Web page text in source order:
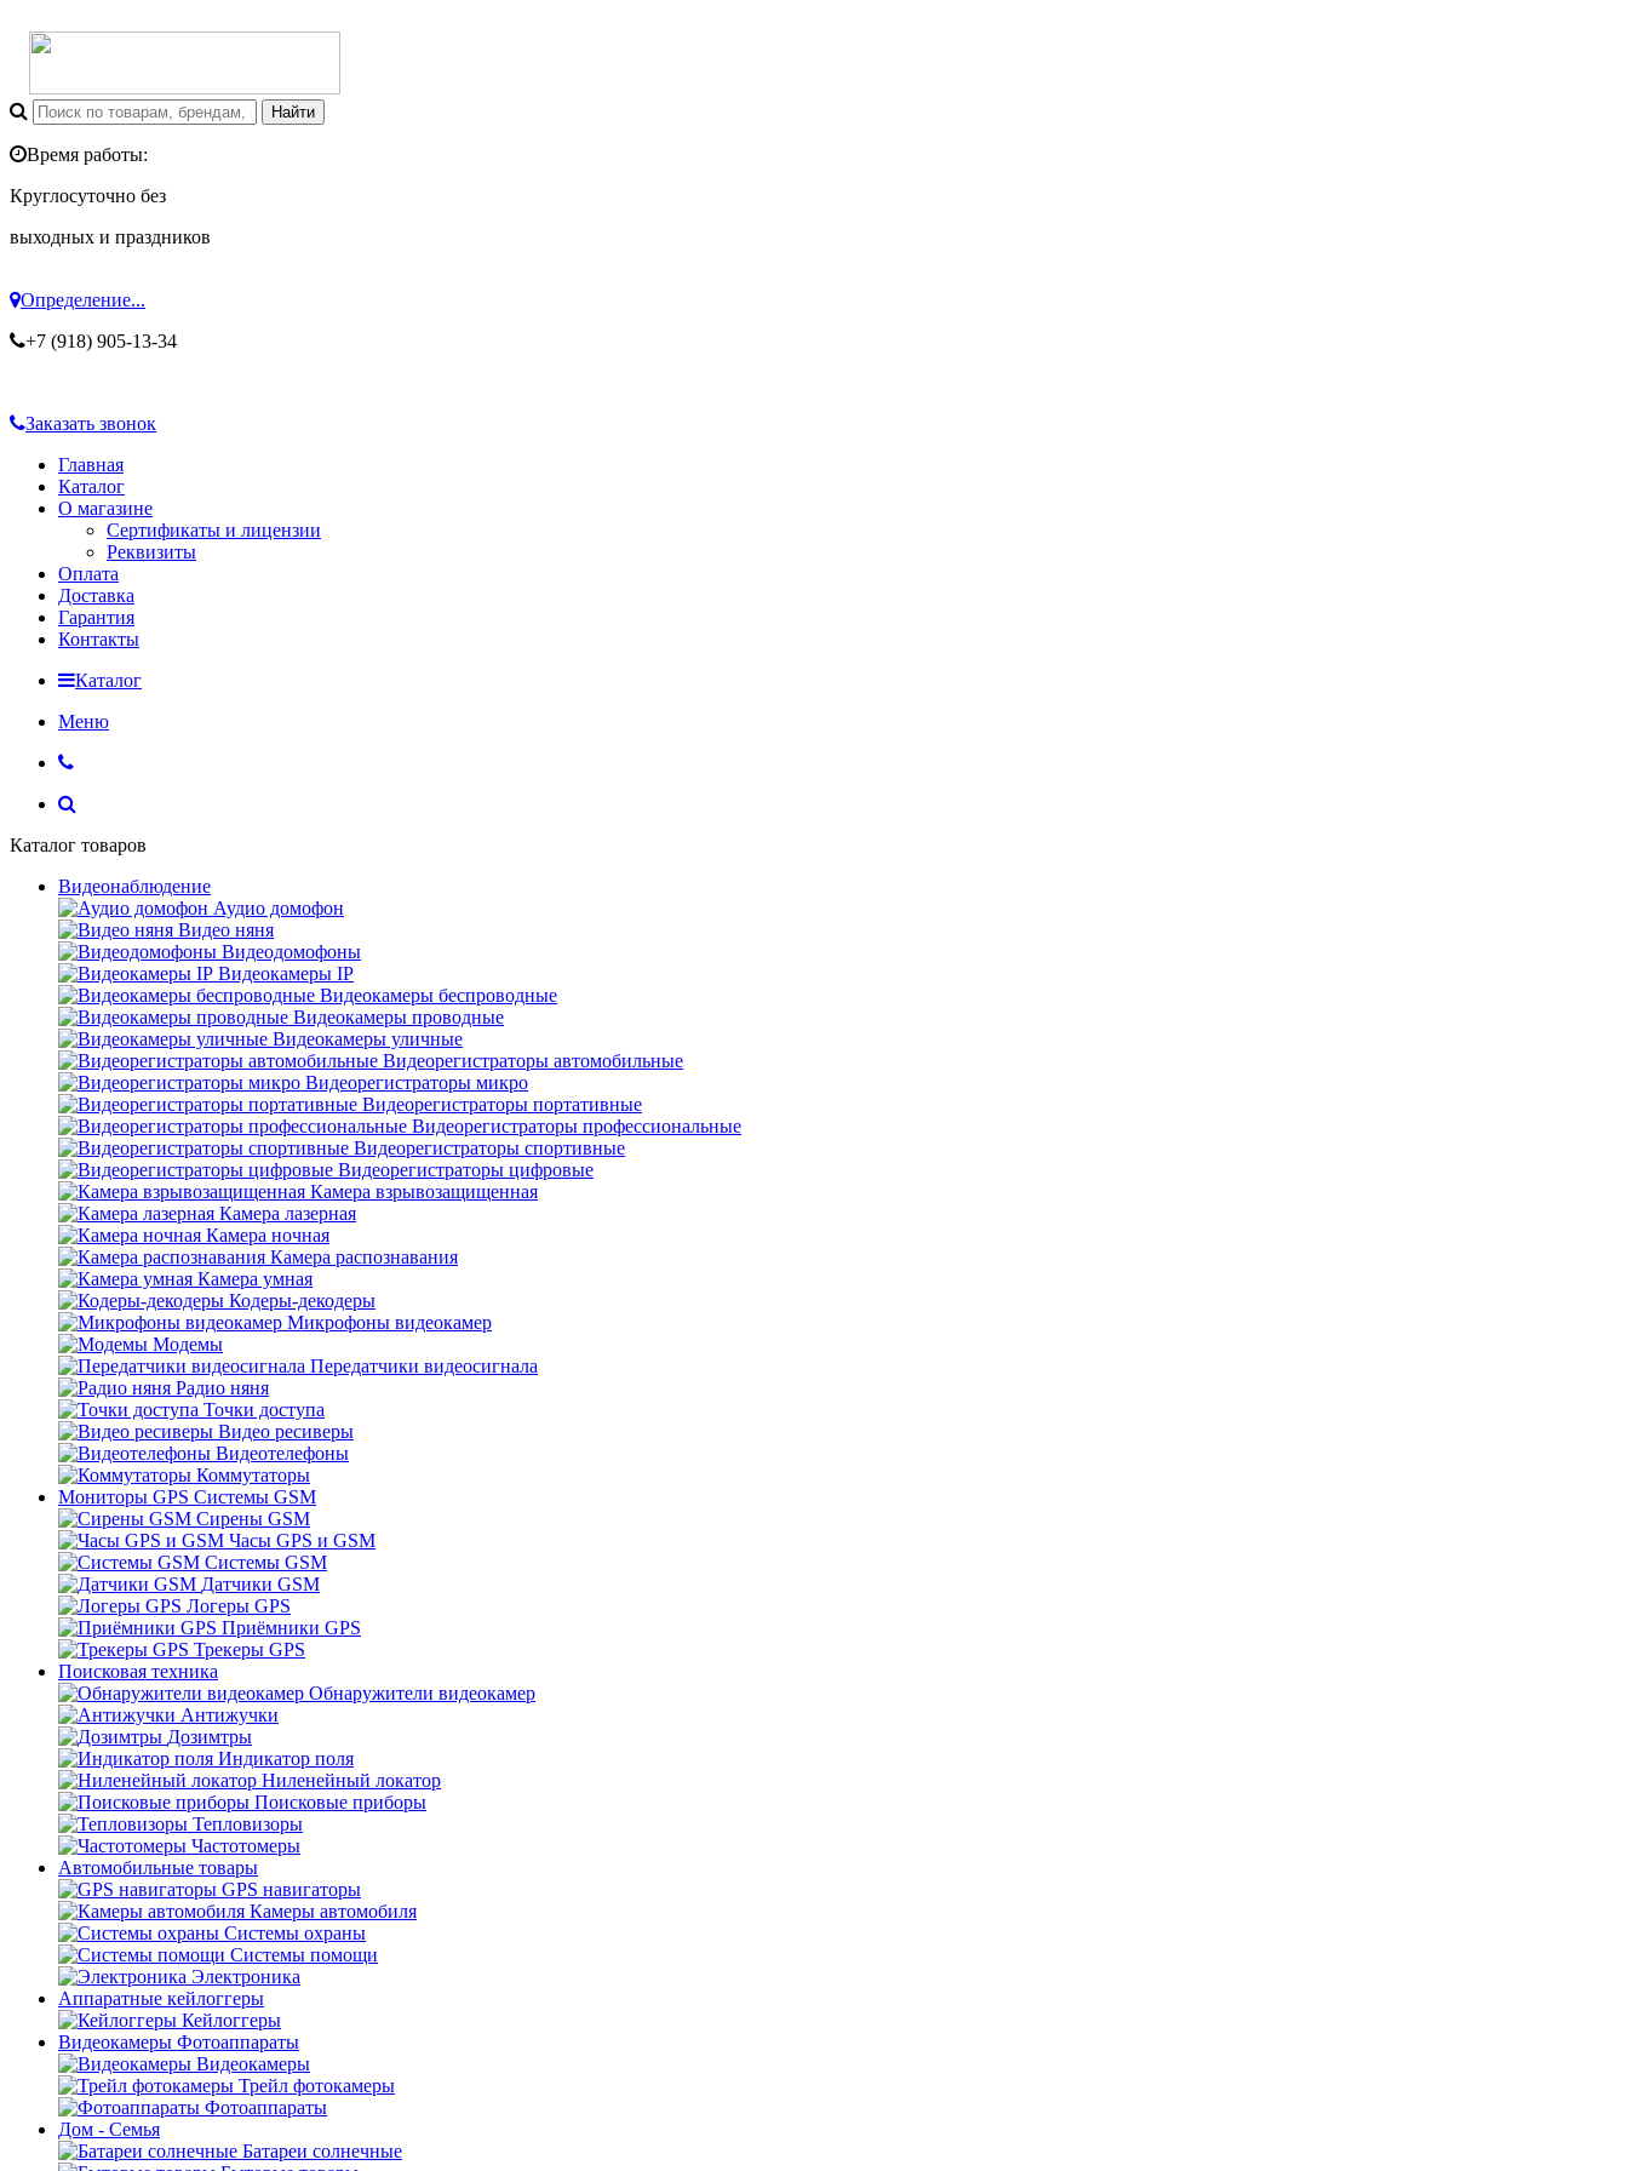
Время работы:
Круглосуточно без
выходных и праздников
Определение...
+7 (918) 905-13-34
Заказать звонок
Главная
Каталог
О магазине
Сертификаты и лицензии
Реквизиты
Оплата
Доставка
Гарантия
Контакты
Каталог
Меню
Каталог товаров
Видеонаблюдение
Аудио домофон
Видео няня
Видеодомофоны
Видеокамеры IP
Видеокамеры беспроводные
Видеокамеры проводные
Видеокамеры уличные
Видеорегистраторы автомобильные
Видеорегистраторы микро
Видеорегистраторы портативные
Видеорегистраторы профессиональные
Видеорегистраторы спортивные
Видеорегистраторы цифровые
Камера взрывозащищенная
Камера лазерная
Камера ночная
Камера распознавания
Камера умная
Кодеры-декодеры
Микрофоны видеокамер
Модемы
Передатчики видеосигнала
Радио няня
Точки доступа
Видео ресиверы
Видеотелефоны
Коммутаторы
Мониторы GPS Системы GSM
Сирены GSM
Часы GPS и GSM
Системы GSM
Датчики GSM
Логеры GPS
Приёмники GPS
Трекеры GPS
Поисковая техника
Обнаружители видеокамер
Антижучки
Дозимтры
Индикатор поля
Ниленейный локатор
Поисковые приборы
Тепловизоры
Частотомеры
Автомобильные товары
GPS навигаторы
Камеры автомобиля
Системы охраны
Системы помощи
Электроника
Аппаратные кейлоггеры
Кейлоггеры
Видеокамеры Фотоаппараты
Видеокамеры
Трейл фотокамеры
Фотоаппараты
Дом - Семья
Батареи солнечные